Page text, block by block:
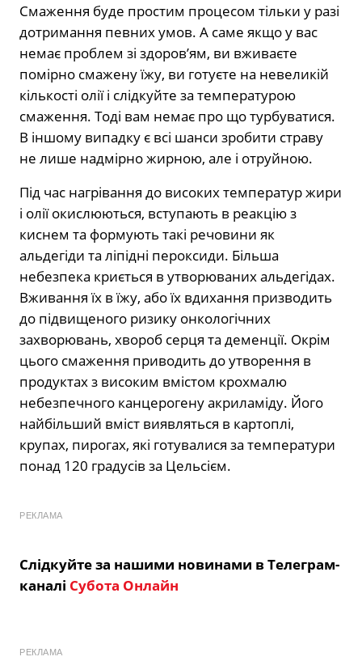
Смаження буде простим процесом тільки у разі
дотримання певних умов. А саме⁣⁣ якщо у вас
немає проблем зі здоров’ям, ви вживаєте
помірно смажену їжу, ви готуєте на невеликій
кількості олії і слідкуйте за температурою
смаження. Тоді вам немає про що турбуватися.
В іншому випадку є всі шанси зробити страву
не лише надмірно жирною, але і отруйною.
Під час нагрівання до високих температур жири
і олії окислюються, вступають в реакцію з
киснем та формують такі речовини як
альдегіди та ліпідні пероксиди. Більша
небезпека криється в утворюваних альдегідах.
Вживання їх в їжу, або їх вдихання призводить
до підвищеного ризику онкологічних
захворювань, хвороб серця та деменції. Окрім
цього смаження приводить до утворення в
продуктах з високим вмістом крохмалю
небезпечного канцерогену акриламіду. Його
найбільший вміст виявляться в картоплі,
крупах, пирогах, які готувалися за температури
понад 120 градусів за Цельсієм.
РЕКЛАМА
Слідкуйте за нашими новинами в Телеграм-
каналі Субота Онлайн
РЕКЛАМА